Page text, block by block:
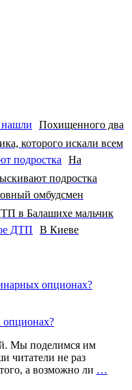
Похищенного два
которого искали всем
На
подростка
омбудсмен
в Балашихе мальчик
В Киеве
опционах?
Мы поделимся им
читатели не раз
а возможно ли …